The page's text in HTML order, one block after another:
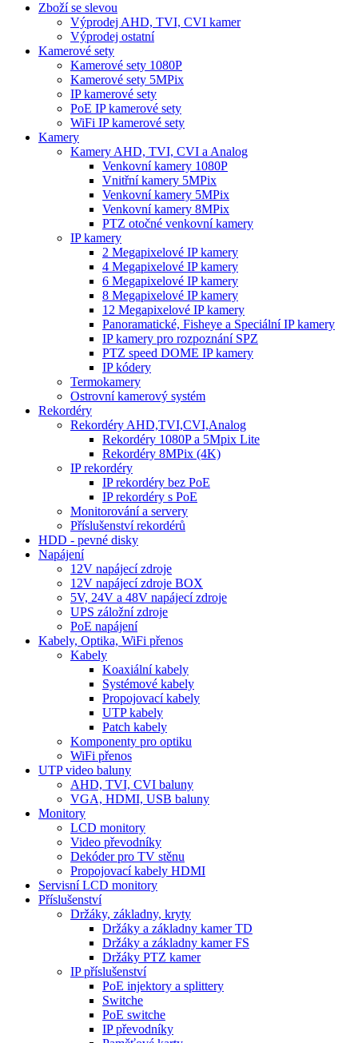
Zboží se slevou
Výprodej AHD, TVI, CVI kamer
Výprodej ostatní
Kamerové sety
Kamerové sety 1080P
Kamerové sety 5MPix
IP kamerové sety
PoE IP kamerové sety
WiFi IP kamerové sety
Kamery
Kamery AHD, TVI, CVI a Analog
Venkovní kamery 1080P
Vnitřní kamery 5MPix
Venkovní kamery 5MPix
Venkovní kamery 8MPix
PTZ otočné venkovní kamery
IP kamery
2 Megapixelové IP kamery
4 Megapixelové IP kamery
6 Megapixelové IP kamery
8 Megapixelové IP kamery
12 Megapixelové IP kamery
Panoramatické, Fisheye a Speciální IP kamery
IP kamery pro rozpoznání SPZ
PTZ speed DOME IP kamery
IP kódery
Termokamery
Ostrovní kamerový systém
Rekordéry
Rekordéry AHD,TVI,CVI,Analog
Rekordéry 1080P a 5Mpix Lite
Rekordéry 8MPix (4K)
IP rekordéry
IP rekordéry bez PoE
IP rekordéry s PoE
Monitorování a servery
Příslušenství rekordérů
HDD - pevné disky
Napájení
12V napájecí zdroje
12V napájecí zdroje BOX
5V, 24V a 48V napájecí zdroje
UPS záložní zdroje
PoE napájení
Kabely, Optika, WiFi přenos
Kabely
Koaxiální kabely
Systémové kabely
Propojovací kabely
UTP kabely
Patch kabely
Komponenty pro optiku
WiFi přenos
UTP video baluny
AHD, TVI, CVI baluny
VGA, HDMI, USB baluny
Monitory
LCD monitory
Video převodníky
Dekóder pro TV stěnu
Propojovací kabely HDMI
Servisní LCD monitory
Příslušenství
Držáky, základny, kryty
Držáky a základny kamer TD
Držáky a základny kamer FS
Držáky PTZ kamer
IP příslušenství
PoE injektory a splittery
Switche
PoE switche
IP převodníky